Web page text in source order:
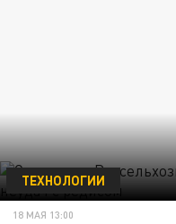
ТЕХНОЛОГИИ
18 МАЯ 13:00